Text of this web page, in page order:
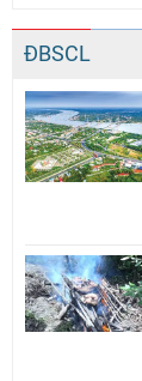
ĐBSCL